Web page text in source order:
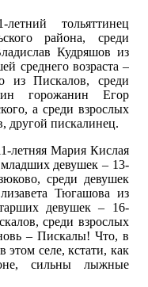
тольяттинец
района, среди
Кудряшов из
среднего возраста –
из Пискалов, среди
горожанин Егор
а среди взрослых
другой пискалинец.
летняя Мария Кислая
девушек – 13-
среди девушек
Тюгашова из
девушек – 16-
среди взрослых
– Пискалы! Что, в
этом селе, кстати, как
сильны лыжные